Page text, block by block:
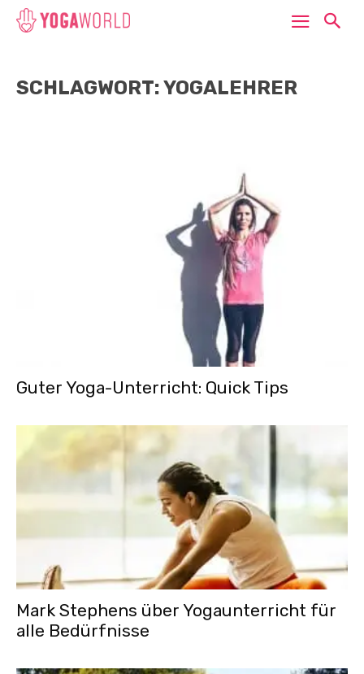
SCHLAGWORT: YOGALEHRER
Guter Yoga-Unterricht: Quick Tips
Mark Stephens über Yogaunterricht für
alle Bedürfnisse